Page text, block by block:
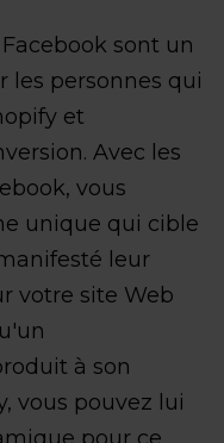
sont un
les personnes qui
et
Avec les
vous
unique qui cible
leur
votre site Web
à son
vous pouvez lui